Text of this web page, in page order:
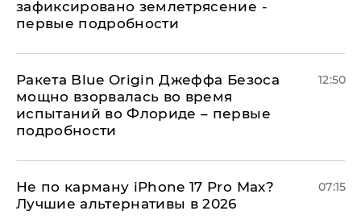
зафиксировано землетрясение -
первые подробности
Ракета Blue Origin Джеффа Безоса
мощно взорвалась во время
испытаний во Флориде – первые
подробности
12:50
Не по карману iPhone 17 Pro Max?
Лучшие альтернативы в 2026
07:15